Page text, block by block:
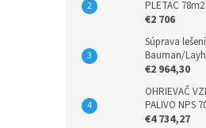
PLETAC 78m2
€2 706
Súprava
Bauman/
€2 964,30
OHRIEVAČ
PALIVO NPS
€4 734,27